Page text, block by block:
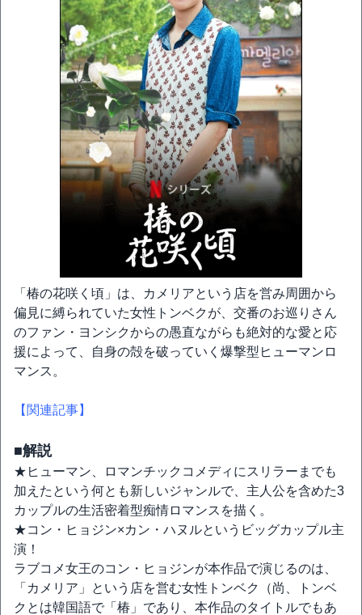
「椿の花咲く頃」は、カメリアという店を営み周囲から
偏見に縛られていた女性トンベクが、交番のお巡りさん
のファン・ヨンシクからの愚直ながらも絶対的な愛と応
援によって、自身の殻を破っていく爆撃型ヒューマンロ
マンス。
【関連記事】
■解説
★ヒューマン、ロマンチックコメディにスリラーまでも
加えたという何とも新しいジャンルで、主人公を含めた3
カップルの生活密着型痴情ロマンスを描く。
★コン・ヒョジン×カン・ハヌルというビッグカップル主
演！
ラブコメ女王のコン・ヒョジンが本作品で演じるのは、
「カメリア」という店を営む女性トンベク（尚、トンベ
クとは韓国語で「椿」であり、本作品のタイトルでもあ